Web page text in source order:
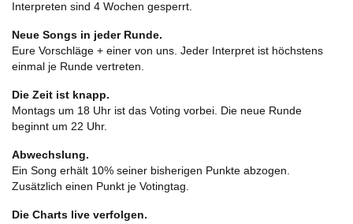
Interpreten sind 4 Wochen gesperrt.
Neue Songs in jeder Runde.
Eure Vorschläge + einer von uns. Jeder Interpret ist höchstens
einmal je Runde vertreten.
Die Zeit ist knapp.
Montags um 18 Uhr ist das Voting vorbei. Die neue Runde
beginnt um 22 Uhr.
Abwechslung.
Ein Song erhält 10% seiner bisherigen Punkte abzogen.
Zusätzlich einen Punkt je Votingtag.
Die Charts live verfolgen.